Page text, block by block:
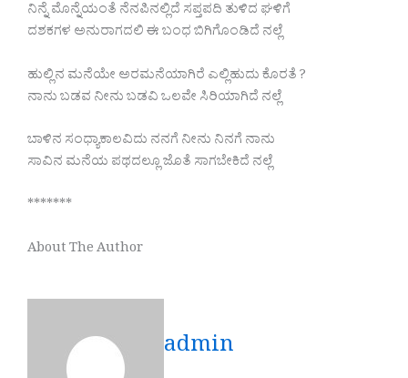
ನಿನ್ನೆ ಮೊನ್ನೆಯಂತೆ ನೆನಪಿನಲ್ಲಿದೆ ಸಪ್ತಪದಿ ತುಳಿದ ಘಳಿಗೆ
ದಶಕಗಳ ಅನುರಾಗದಲಿ ಈ ಬಂಧ ಬಿಗಿಗೊಂಡಿದೆ ನಲ್ಲೆ
ಹುಲ್ಲಿನ ಮನೆಯೇ ಅರಮನೆಯಾಗಿರೆ ಎಲ್ಲಿಹುದು ಕೊರತೆ ?
ನಾನು ಬಡವ ನೀನು ಬಡವಿ ಒಲವೇ ಸಿರಿಯಾಗಿದೆ ನಲ್ಲೆ
ಬಾಳಿನ ಸಂಧ್ಯಾಕಾಲವಿದು ನನಗೆ ನೀನು ನಿನಗೆ ನಾನು
ಸಾವಿನ ಮನೆಯ ಪಥದಲ್ಲೂ ಜೊತೆ ಸಾಗಬೇಕಿದೆ ನಲ್ಲೆ
*******
About The Author
admin